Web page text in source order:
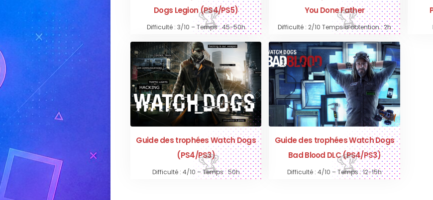
Dogs Legion (PS4/PS5)
Difficulté : 3/10 – Temps : 45-50h
You Done Father
Difficulté : 2/10 Temps d’obtention : 2h
Guide des trophées Watch Dogs
(PS4/PS3)
Difficulté : 4/10 – Temps : 50h
Guide des trophées Watch Dogs
Bad Blood DLC (PS4/PS3)
Difficulté : 4/10 – Temps : 12-15h